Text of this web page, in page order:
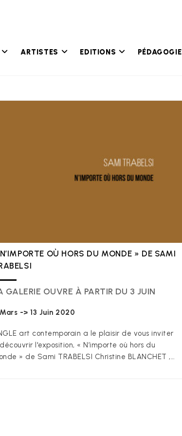
ARTISTES EDITIONS PÉDAGOGIE
OÙ HORS DU MONDE » DE SAMI
GALERIE OUVRE À PARTIR DU 3 JUIN
-> 13 Juin 2020
art contemporain a le plaisir de vous inviter
l'exposition, « N’importe où hors du
» de Sami TRABELSI Christine BLANCHET ,…